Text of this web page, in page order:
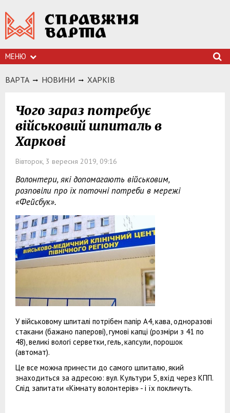
МЕНЮ
ВАРТА НОВИНИ ХАРКIВ
Чого зараз потребує
військовий шпиталь в
Харкові
Вівторок, 3 вересня 2019, 09:16
Волонтери, які допомагають військовим,
розповіли про їх поточні потреби в мережі
«Фейсбук».
У військовому шпиталі потрібен папір А4, кава, одноразові
стакани (бажано паперові), гумові капці (розміри з 41 по
48), великі вологі серветки, гель, капсули, порошок
(автомат).
Це все можна принести до самого шпиталю, який
знаходиться за адресою: вул. Культури 5, вхід через КПП.
Слід запитати «Кімнату волонтерів» - і їх покличуть.